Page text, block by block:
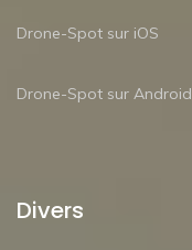
Drone-Spot sur iOS
Drone-Spot sur Android
Divers